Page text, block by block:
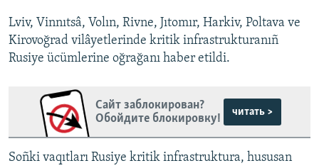
Lviv, Vinnıtsâ, Volın, Rivne, Jıtomır, Harkiv, Poltava ve
Kirovoğrad vilâyetlerinde kritik infrastrukturanıñ
Rusiye ücümlerine oğrağanı haber etildi.
Сайт заблокирован?
Обойдите блокировку!
читать >
Soñki vaqıtları Rusiye kritik infrastruktura, hususan